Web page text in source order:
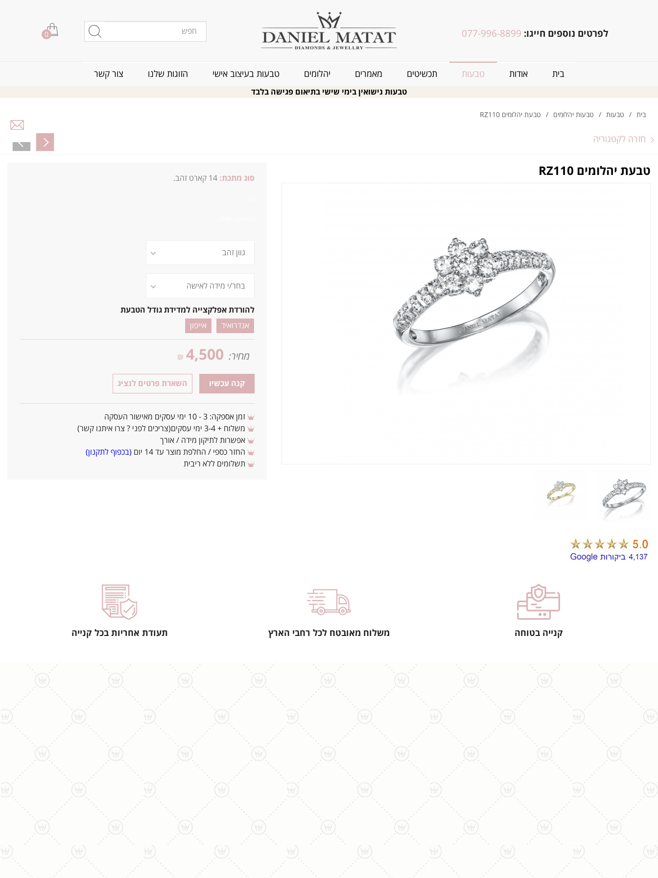
לפרטים נוספים חייגו: 077-996-8899
0
בית אודות טבעות תכשיטים מאמרים יהלומים טבעות בעיצוב אישי הזוגות שלנו צור קשר
טבעות נישואין בימי שישי בתיאום פגישה בלבד
בית / טבעות / טבעות יהלומים / טבעת יהלומים RZ110
חזרה לקטגוריה
טבעת יהלומים RZ110 סוג מתכת: 14 קארט זהב.
להורדת אפלקצייה למדידת גודל הטבעת
אנדרואיד
אייפון
מחיר: 4,500
₪
קנה עכשיו השארת פרטים לנציג
זמן אספקה: 3 - 10 ימי עסקים מאישור העסקה
משלוח + 3-4 ימי עסקים(צריכים לפני ? צרו איתנו קשר)
אפשרות לתיקון מידה / אורך
החזר כספי / החלפת מוצר עד 14 יום
(בכפוף לתקנון)
תשלומים ללא ריבית
קנייה בטוחה משלוח מאובטח לכל רחבי הארץ תעודת אחריות בכל קנייה